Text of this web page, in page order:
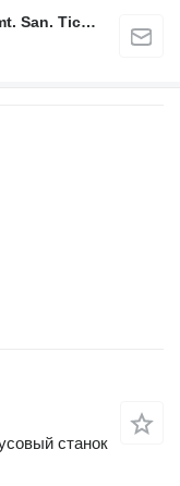
Netmak Endüstriyel Ahşap Makinaları İmt. San. Tic. A.Ş.
станок